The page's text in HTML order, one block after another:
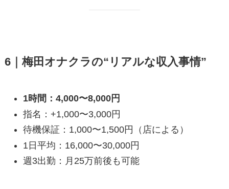
6｜梅田オナクラの“リアルな収入事情”
1時間：4,000〜8,000円
指名：+1,000〜3,000円
待機保証：1,000〜1,500円（店による）
1日平均：16,000〜30,000円
週3出勤：月25万前後も可能